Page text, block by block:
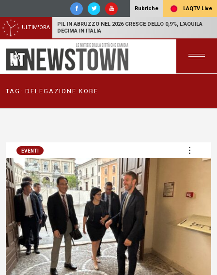
Rubriche LAQTV Live
ULTIM'ORA
PIL IN ABRUZZO NEL 2026 CRESCE DELLO 0,9%, L'AQUILA
DECIMA IN ITALIA
TAG: DELEGAZIONE KOBE
EVENTI